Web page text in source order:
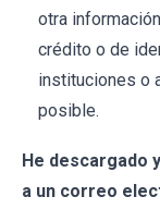
otra
crédito o de
instituciones o
posible.
He descargado
a un correo